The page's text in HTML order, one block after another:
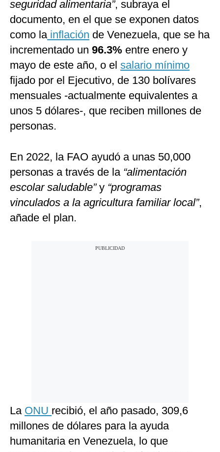
seguridad alimentaria”, subraya el
documento, en el que se exponen datos
como lainflación de Venezuela, que se ha
incrementado un 96.3% entre enero y
mayo de este año, o el salario mínimo
fijado por el Ejecutivo, de 130 bolívares
mensuales -actualmente equivalentes a
unos 5 dólares-, que reciben millones de
personas.
En 2022, la FAO ayudó a unas 50,000
personas a través de la “alimentación
escolar saludable” y “programas
vinculados a la agricultura familiar local”,
añade el plan.
La ONU recibió, el año pasado, 309,6
millones de dólares para la ayuda
humanitaria en Venezuela, lo que